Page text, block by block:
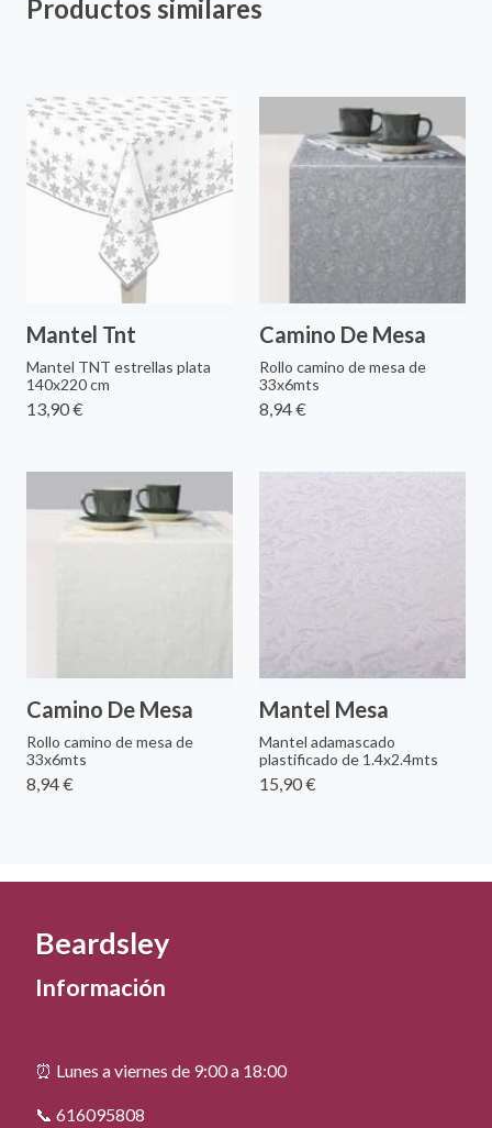
Productos similares
Mantel Tnt
Mantel TNT estrellas plata
140x220 cm
13,90 €
Camino De Mesa
Rollo camino de mesa de
33x6mts
8,94 €
Camino De Mesa
Rollo camino de mesa de
33x6mts
8,94 €
Mantel Mesa
Mantel adamascado
plastificado de 1.4x2.4mts
15,90 €
Beardsley
Información
⏰ Lunes a viernes de 9:00 a 18:00
📞 616095808